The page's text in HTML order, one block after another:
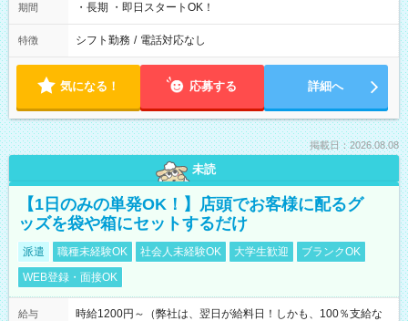
期間 ・長期 ・即日スタートOK！
特徴 シフト勤務 / 電話対応なし
気になる！ 応募する 詳細へ
掲載日：2026.08.08
未読
【1日のみの単発OK！】店頭でお客様に配るグ
ッズを袋や箱にセットするだけ
派遣 職種未経験OK 社会人未経験OK 大学生歓迎
ブランクOK
WEB登録・面接OK
給与
時給1200円～（弊社は、翌日が給料日！しかも、100％支給な